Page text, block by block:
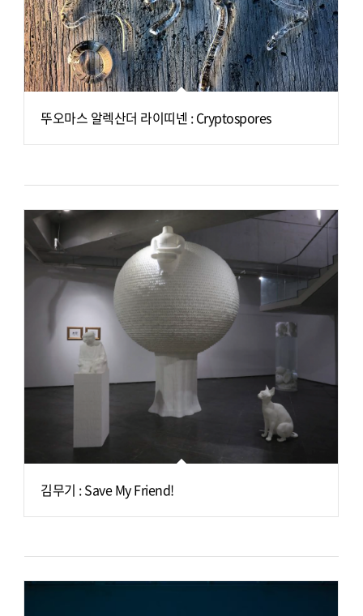
뚜오마스 알렉산더 라이띠넨 : Cryptospores
김무기 : Save My Friend!